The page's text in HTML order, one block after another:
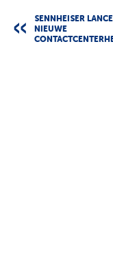
SENNHEISER
NIEUWE